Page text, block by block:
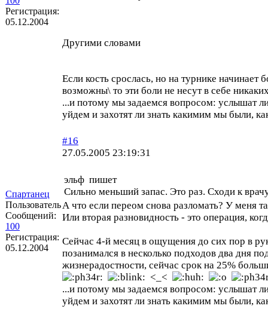
Регистрация:
05.12.2004
Другими словами
Если кость срослась, но на турнике начинает
возможны\ то эти боли не несут в себе
...и потому мы задаемся вопросом: услышат
уйдем и захотят ли знать какимим мы были,
Спартанец
Пользователь
Сообщений:
100
Регистрация:
05.12.2004
#16
27.05.2005 23:19:31
эльф пишет
Сильно меньший запас. Это раз. Сходи к
А что если переом снова разломать? У меня
Или вторая разновидность - это операция,
Сейчас 4-й месяц в ощущения до сих пор в
позанимался в несколько подходов два дня
жизнерадостности, сейчас срок на 25%
<_<
...и потому мы задаемся вопросом: услышат
уйдем и захотят ли знать какимим мы были,